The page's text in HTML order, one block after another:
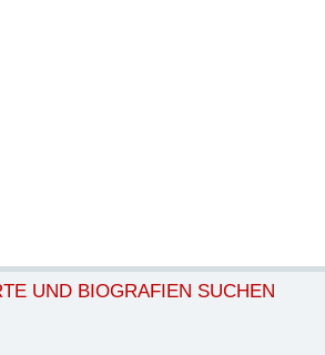
UND BIOGRAFIEN SUCHEN